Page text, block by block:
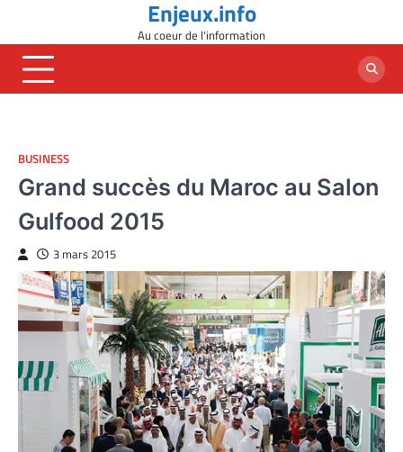
content
Enjeux.info
Au coeur de l'information
BUSINESS
Grand succès du Maroc au Salon
Gulfood 2015
3 mars 2015